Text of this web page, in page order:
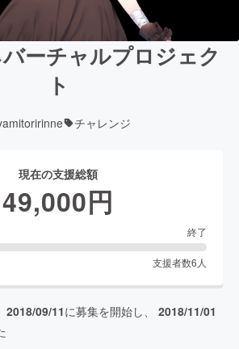
ーチャルプロジェク
ト
チャレンジ
現在の支援総額
49,000円
終了
支援者数6 人
2018/09/11に募集を開始し、 2018/11/01